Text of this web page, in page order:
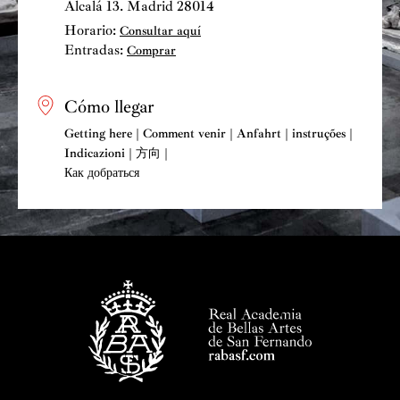
no es el arte. La historia del arte no es el arte. Es
historia de cada caso en el tiempo, pero no es arte en sí
mismo.
El arte ha existido siempre, pero el concepto de arte no.
En Occidente, por ejemplo, el concepto de arte es muy
tardío hasta que aparece una noción realmente
distinguible de arte. Surge antes, en cambio, en la
China o la India, un concepto de lo que sería algo
además tiene diferentes soportes plásticos como la
Por ejemplo, en China, más importante como arte es la
cerámica o es la escritura, especialmente la caligrafía
que es un arte grande y no lo es en cambio entre
Alcalá 13. Madrid 28014
Horario: Consultar aquí
Entradas: Comprar
Cómo llegar
Getting here | Comment venir | Anfahrt | instruções |
Indicazioni | 方向 |
Как добраться